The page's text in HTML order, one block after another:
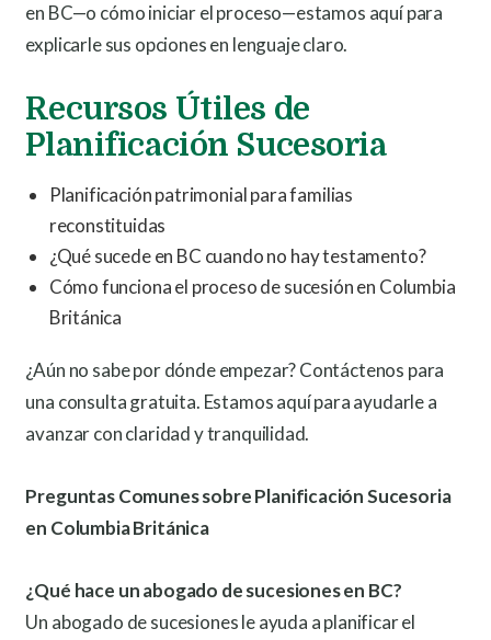
en BC—o cómo iniciar el proceso—estamos aquí para
explicarle sus opciones en lenguaje claro.
Recursos Útiles de
Planificación Sucesoria
Planificación patrimonial para familias
reconstituidas
¿Qué sucede en BC cuando no hay testamento?
Cómo funciona el proceso de sucesión en Columbia
Británica
¿Aún no sabe por dónde empezar? Contáctenos para
una consulta gratuita. Estamos aquí para ayudarle a
avanzar con claridad y tranquilidad.
Preguntas Comunes sobre Planificación Sucesoria
en Columbia Británica
¿Qué hace un abogado de sucesiones en BC?
Un abogado de sucesiones le ayuda a planificar el